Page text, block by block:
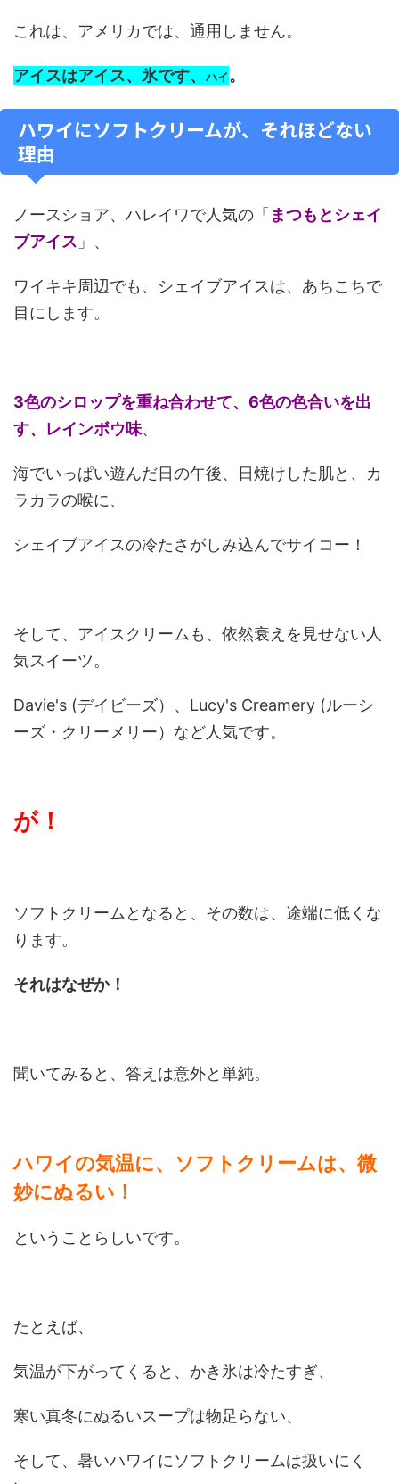
これは、アメリカでは、通用しません。
アイスはアイス、氷です、 ハイ 。
ハワイにソフトクリームが、それほどない
理由
ノースショア、ハレイワで人気の「 まつもとシェイ
ブアイス 」、
ワイキキ周辺でも、シェイブアイスは、あちこちで
目にします。
3色のシロップを重ね合わせて、6色の色合いを出
す、レインボウ味、
海でいっぱい遊んだ日の午後、日焼けした肌と、カ
ラカラの喉に、
シェイブアイスの冷たさがしみ込んでサイコー！
そして、アイスクリームも、依然衰えを見せない人
気スイーツ。
Davie's (デイビーズ）、Lucy's Creamery (ルーシ
ーズ・クリーメリー）など人気です。
が！
ソフトクリームとなると、その数は、途端に低くな
ります。
それはなぜか！
聞いてみると、答えは意外と単純。
ハワイの気温に、ソフトクリームは、微
妙にぬるい！
ということらしいです。
たとえば、
気温が下がってくると、かき氷は冷たすぎ、
寒い真冬にぬるいスープは物足らない、
そして、暑いハワイにソフトクリームは扱いにく